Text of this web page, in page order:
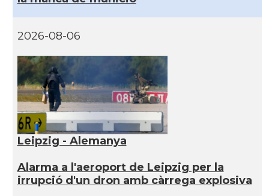
2026-08-06
Leipzig - Alemanya
Alarma a l'aeroport de Leipzig per la
irrupció d'un dron amb càrrega explosiva